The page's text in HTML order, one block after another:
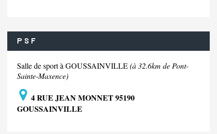
P S F
Salle de sport à GOUSSAINVILLE(à 32.6km de Pont-
Sainte-Maxence)
4 RUE JEAN MONNET 95190
GOUSSAINVILLE